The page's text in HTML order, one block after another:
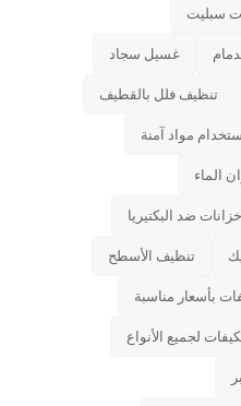
سبليت
غسيل سجاد
تنظيف فلل بالقطيف
مواد آمنة
الماء
ضد البكتيريا
تنظيف الأسطح
بأسعار مناسبة
لجميع الأنواع